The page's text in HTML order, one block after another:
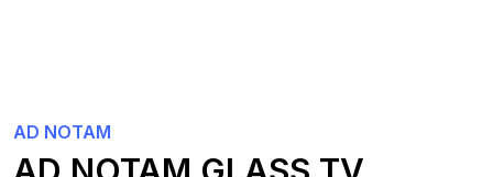
AD NOTAM